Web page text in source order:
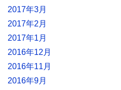
2017年3月
2017年2月
2017年1月
2016年12月
2016年11月
2016年9月